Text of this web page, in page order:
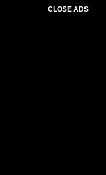
CLOSE ADS